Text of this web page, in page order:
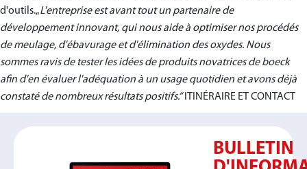
d'outils.„L'entreprise est avant tout un partenaire de
développement innovant, qui nous aide à optimiser nos procédés
de meulage, d'ébavurage et d'élimination des oxydes. Nous
sommes ravis de tester les idées de produits novatrices de boeck
afin d'en évaluer l'adéquation à un usage quotidien et avons déjà
constaté de nombreux résultats positifs.“ ITINÉRAIRE ET CONTACT
BULLETIN